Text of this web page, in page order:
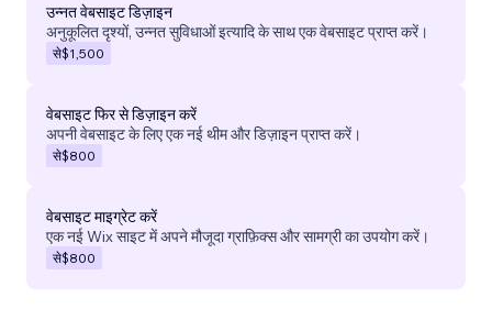
उन्नत वेबसाइट डिज़ाइन
अनुकूलित दृश्यों, उन्नत सुविधाओं इत्यादि के साथ एक वेबसाइट प्राप्त करें।
से$1,500
वेबसाइट फिर से डिज़ाइन करें
अपनी वेबसाइट के लिए एक नई थीम और डिज़ाइन प्राप्त करें।
से$800
वेबसाइट माइग्रेट करें
एक नई Wix साइट में अपने मौजूदा ग्राफ़िक्स और सामग्री का उपयोग करें।
से$800